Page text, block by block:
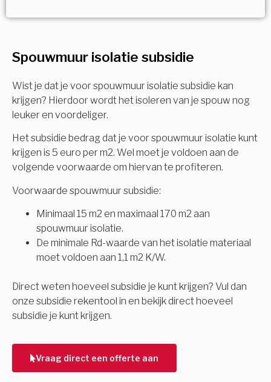
Spouwmuur isolatie subsidie
Wist je dat je voor spouwmuur isolatie subsidie kan
krijgen? Hierdoor wordt het isoleren van je spouw nog
leuker en voordeliger.
Het subsidie bedrag dat je voor spouwmuur isolatie kunt
krijgen is 5 euro per m2. Wel moet je voldoen aan de
volgende voorwaarde om hiervan te profiteren.
Voorwaarde spouwmuur subsidie:
Minimaal 15 m2 en maximaal 170 m2 aan
spouwmuur isolatie.
De minimale Rd-waarde van het isolatie materiaal
moet voldoen aan 1,1 m2 K/W.
Direct weten hoeveel subsidie je kunt krijgen? Vul dan
onze subsidie rekentool in en bekijk direct hoeveel
subsidie je kunt krijgen.
Vraag direct een offerte aan
Meerdere keuzes mogelijk
Isolatiemaatregel
Spouwisolatie
Vloerisolatie
Dakisolatie
Gevelisolatie
Vorige
subsidie!
Vul uw gegevens in en ontvang nu direct uw
berekening per mail.
Voornaam
Achternaam